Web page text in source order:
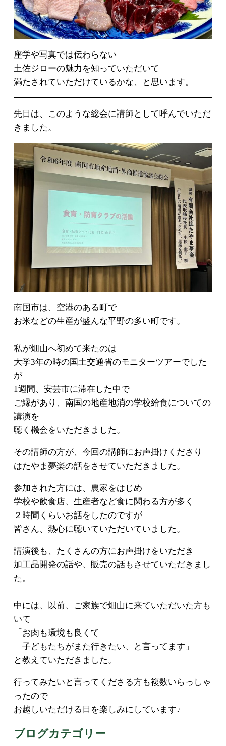
座学や写真では伝わらない
土佐ジローの魅力を知っていただいて
満たされていただけているかな、と思います。
先日は、このような総会に講師として呼んでいただ
きました。
南国市は、空港のある町で
お米などの生産が盛んな平野の多い町です。
私が畑山へ初めて来たのは
大学3年の時の国土交通省のモニターツアーでした
が
1週間、安芸市に滞在した中で
ご縁があり、南国の地産地消の学校給食についての
講演を
聴く機会をいただきました。
その講師の方が、今回の講師にお声掛けくださり
はたやま夢楽の話をさせていただきました。
参加された方には、農家をはじめ
学校や飲食店、生産者など食に関わる方が多く
２時間くらいお話をしたのですが
皆さん、熱心に聴いていただいていました。
講演後も、たくさんの方にお声掛けをいただき
加工品開発の話や、販売の話もさせていただきまし
た。
中には、以前、ご家族で畑山に来ていただいた方も
いて
「お肉も環境も良くて
子どもたちがまた行きたい、と言ってます」
と教えていただきました。
行ってみたいと言ってくださる方も複数いらっしゃ
ったので
お越しいただける日を楽しみにしています♪
ブログカテゴリー